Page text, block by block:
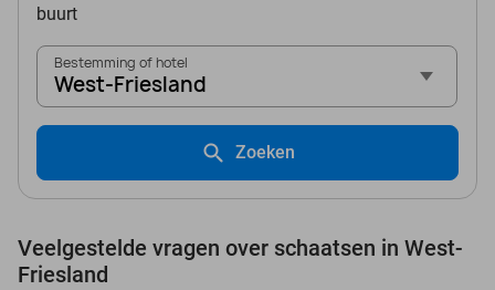
buurt
Bestemming of hotel
West-Friesland
Zoeken
Veelgestelde vragen over schaatsen in West-
Friesland